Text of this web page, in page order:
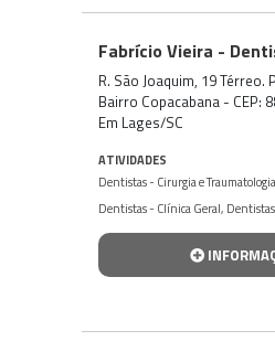
Fabrício Vieira -
R. São Joaquim, 19 Térreo.
Bairro Copacabana - CEP:
Em Lages/SC
ATIVIDADES
Dentistas - Cirurgia e
Dentistas - Clínica Geral,